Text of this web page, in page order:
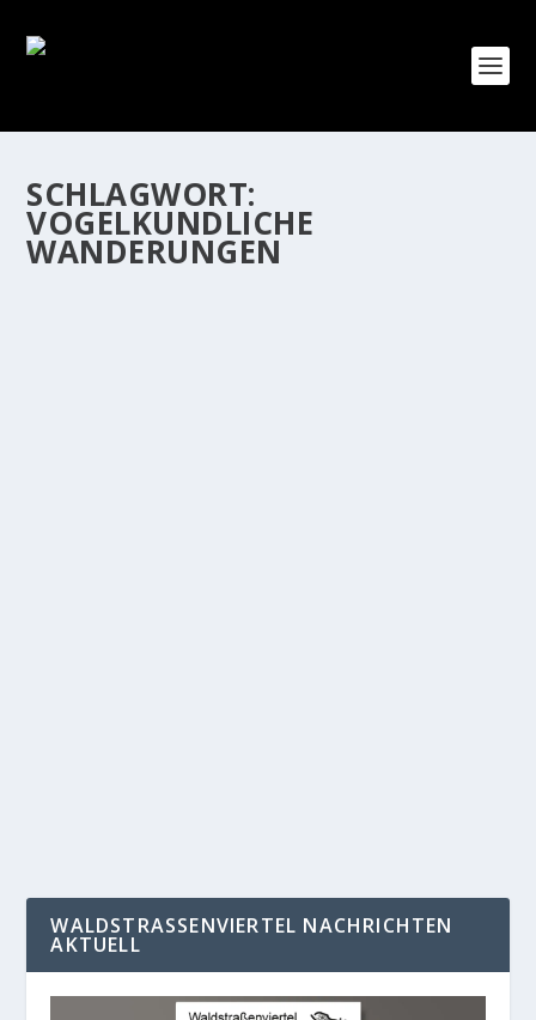
SCHLAGWORT:
VOGELKUNDLICHE
WANDERUNGEN
WALDSTRASSENVIERTEL NACHRICHTEN A
KTUELL